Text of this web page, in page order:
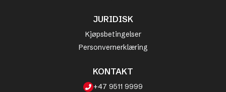
JURIDISK
Kjøpsbetingelser
Personvernerklæring
KONTAKT
+47 9511 9999